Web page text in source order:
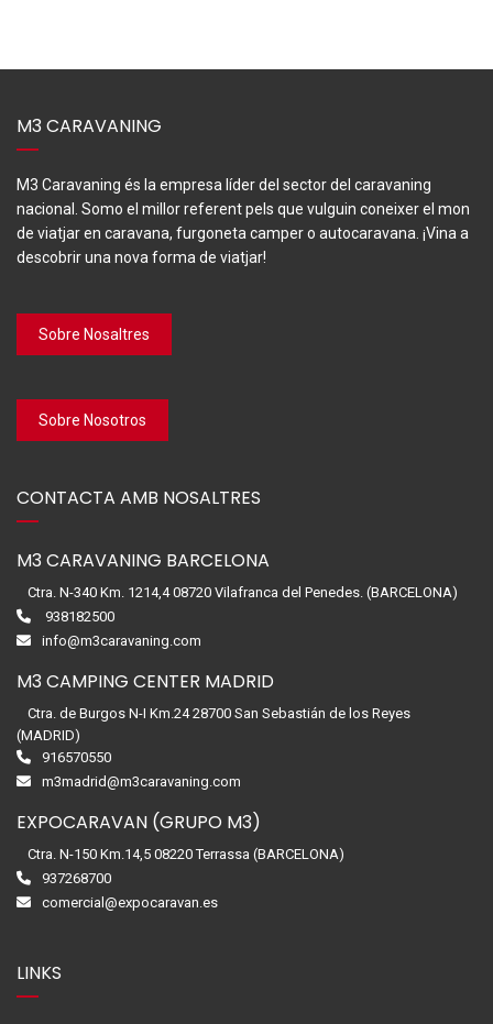
M3 CARAVANING
M3 Caravaning és la empresa líder del sector del caravaning
nacional. Somo el millor referent pels que vulguin coneixer el mon
de viatjar en caravana, furgoneta camper o autocaravana. ¡Vina a
descobrir una nova forma de viatjar!
Sobre Nosaltres
Sobre Nosotros
CONTACTA AMB NOSALTRES
M3 CARAVANING BARCELONA
Ctra. N-340 Km. 1214,4 08720 Vilafranca del Penedes. (BARCELONA)
938182500
info@m3caravaning.com
M3 CAMPING CENTER MADRID
Ctra. de Burgos N-I Km.24 28700 San Sebastián de los Reyes
(MADRID)
916570550
m3madrid@m3caravaning.com
EXPOCARAVAN (GRUPO M3)
Ctra. N-150 Km.14,5 08220 Terrassa (BARCELONA)
937268700
comercial@expocaravan.es
LINKS